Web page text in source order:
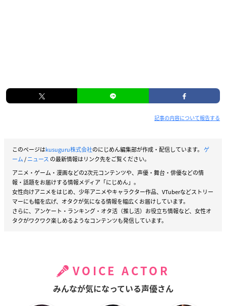
記事の内容について報告する
このページはkusuguru株式会社のにじめん編集部が作成・配信しています。 ゲ
ーム/ニュース の最新情報はリンク先をご覧ください。
アニメ・ゲーム・漫画などの2次元コンテンツや、声優・舞台・俳優などの情
報・話題をお届けする情報メディア「にじめん」。
女性向けアニメをはじめ、少年アニメやキャラクター作品、VTuberなどストリー
マーにも幅を広げ、オタクが気になる情報を幅広くお届けしています。
さらに、アンケート・ランキング・オタ活（推し活）お役立ち情報など、女性オ
タクがワクワク楽しめるようなコンテンツも発信しています。
VOICE ACTOR
みんなが気になっている声優さん